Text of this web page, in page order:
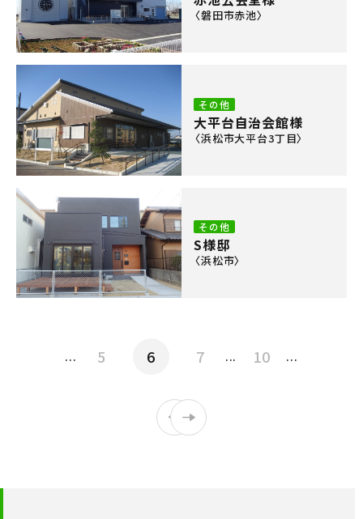
〈磐田市赤池〉
その他
大平台自治会館様
〈浜松市大平台3丁目〉
その他
S様邸
〈浜松市〉
... 5 6 7 ... 10 ...